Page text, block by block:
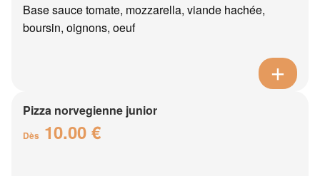
Base sauce tomate, mozzarella, viande hachée,
boursin, oignons, oeuf
Pizza norvegienne junior
Dès 10.00 €